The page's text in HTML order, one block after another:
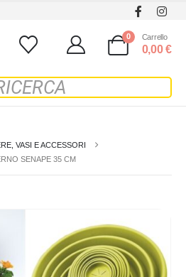
0 Carrello
0,00€
VASI E ACCESSORI
SENAPE 35 CM